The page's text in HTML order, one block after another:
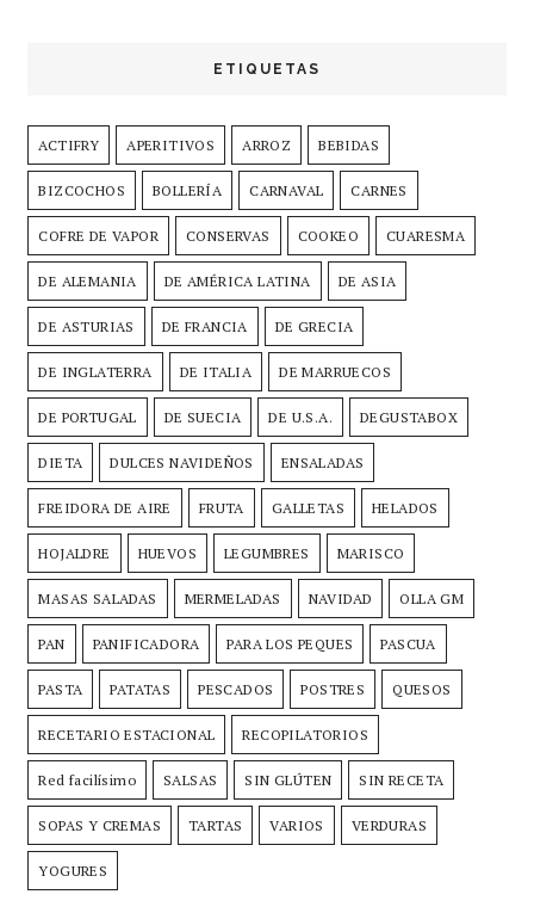
ETIQUETAS
ACTIFRY APERITIVOS ARROZ BEBIDAS
BIZCOCHOS BOLLERÍA CARNAVAL CARNES
COFRE DE VAPOR CONSERVAS COOKEO CUARESMA
DE ALEMANIA DE AMÉRICA LATINA DE ASIA
DE ASTURIAS DE FRANCIA DE GRECIA
DE INGLATERRA DE ITALIA DE MARRUECOS
DE PORTUGAL DE SUECIA DE U.S.A. DEGUSTABOX
DIETA DULCES NAVIDEÑOS ENSALADAS
FREIDORA DE AIRE FRUTA GALLETAS HELADOS
HOJALDRE HUEVOS LEGUMBRES MARISCO
MASAS SALADAS MERMELADAS NAVIDAD OLLA GM
PAN PANIFICADORA PARA LOS PEQUES PASCUA
PASTA PATATAS PESCADOS POSTRES QUESOS
RECETARIO ESTACIONAL RECOPILATORIOS
Red facilísimo SALSAS SIN GLÚTEN SIN RECETA
SOPAS Y CREMAS TARTAS VARIOS VERDURAS
YOGURES